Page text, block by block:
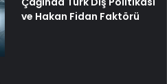
ve Hakan Fidan Faktörü